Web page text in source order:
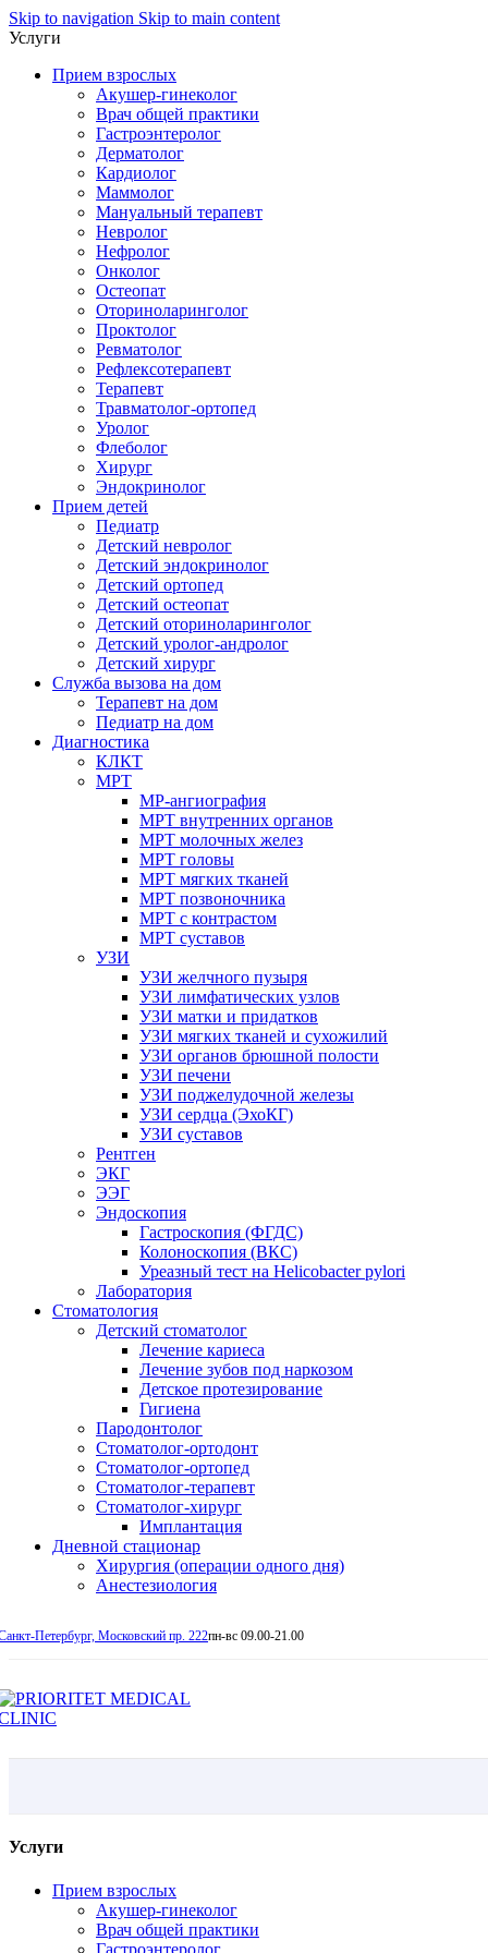
Skip to navigation Skip to main content
Услуги
Прием взрослых
Акушер-гинеколог
Врач общей практики
Гастроэнтеролог
Дерматолог
Кардиолог
Маммолог
Мануальный терапевт
Невролог
Нефролог
Онколог
Остеопат
Оториноларинголог
Проктолог
Ревматолог
Рефлексотерапевт
Терапевт
Травматолог-ортопед
Уролог
Флеболог
Хирург
Эндокринолог
Прием детей
Педиатр
Детский невролог
Детский эндокринолог
Детский ортопед
Детский остеопат
Детский оториноларинголог
Детский уролог-андролог
Детский хирург
Служба вызова на дом
Терапевт на дом
Педиатр на дом
Диагностика
КЛКТ
МРТ
МР-ангиография
МРТ внутренних органов
МРТ молочных желез
МРТ головы
МРТ мягких тканей
МРТ позвоночника
МРТ с контрастом
МРТ суставов
УЗИ
УЗИ желчного пузыря
УЗИ лимфатических узлов
УЗИ матки и придатков
УЗИ мягких тканей и сухожилий
УЗИ органов брюшной полости
УЗИ печени
УЗИ поджелудочной железы
УЗИ сердца (ЭхоКГ)
УЗИ суставов
Рентген
ЭКГ
ЭЭГ
Эндоскопия
Гастроскопия (ФГДС)
Колоноскопия (ВКС)
Уреазный тест на Helicobacter pylori
Лаборатория
Стоматология
Детский стоматолог
Лечение кариеса
Лечение зубов под наркозом
Детское протезирование
Гигиена
Пародонтолог
Стоматолог-ортодонт
Стоматолог-ортопед
Стоматолог-терапевт
Стоматолог-хирург
Имплантация
Дневной стационар
Хирургия (операции одного дня)
Анестезиология
Петербург, Московский пр. 222пн-вс 09.00-21.00
Услуги
Прием взрослых
Акушер-гинеколог
Врач общей практики
Гастроэнтеролог